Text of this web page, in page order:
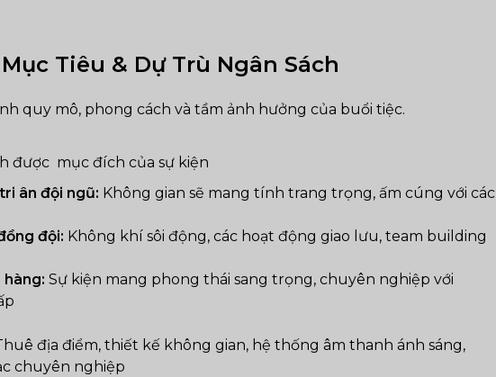
Tiêu & Dự Trù Ngân Sách
quy mô, phong cách và tầm ảnh hưởng của buổi tiệc.
được mục đích của sự kiện
ân đội ngũ: Không gian sẽ mang tính trang trọng, ấm cúng với các
đội: Không khí sôi động, các hoạt động giao lưu, team building
hàng: Sự kiện mang phong thái sang trọng, chuyên nghiệp với
địa điểm, thiết kế không gian, hệ thống âm thanh ánh sáng,
chuyên nghiệp